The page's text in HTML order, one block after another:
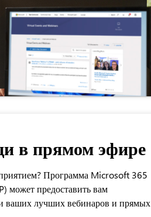
в прямом эфире
Программа Microsoft 365
может предоставить вам
ваших лучших вебинаров и прямых